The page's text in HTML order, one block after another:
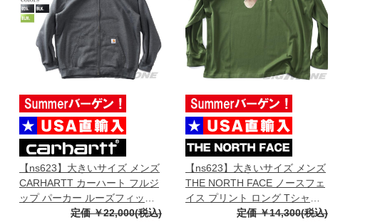
【ns623】大きいサイズ メンズ
CARHARTT カーハート フルジ
ップ パーカー ルーズフィット
MIDWEIGHT FULL-ZIP USA直
定価 ￥22,000(税込)
【ns623】大きいサイズ メンズ
THE NORTH FACE ノースフェ
イス プリント ロング Tシャツ
USA直輸入 nf0a8f0j-bri
定価 ￥14,300(税込)